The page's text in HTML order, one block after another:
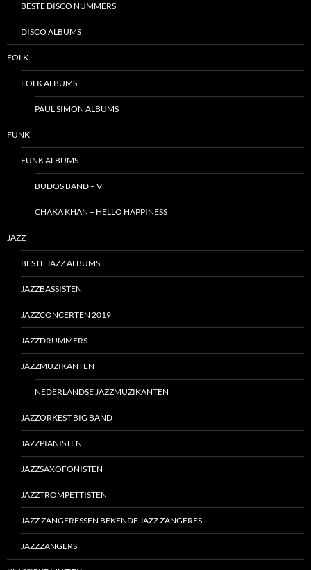
BESTE DISCO NUMMERS
DISCO ALBUMS
FOLK
FOLK ALBUMS
PAUL SIMON ALBUMS
FUNK
FUNK ALBUMS
BUDOS BAND – V
CHAKA KHAN – HELLO HAPPINESS
JAZZ
BESTE JAZZ ALBUMS
JAZZBASSISTEN
JAZZCONCERTEN 2019
JAZZDRUMMERS
JAZZMUZIKANTEN
NEDERLANDSE JAZZMUZIKANTEN
JAZZORKEST BIG BAND
JAZZPIANISTEN
JAZZSAXOFONISTEN
JAZZTROMPETTISTEN
JAZZ ZANGERESSEN BEKENDE JAZZ ZANGERES
JAZZZANGERS